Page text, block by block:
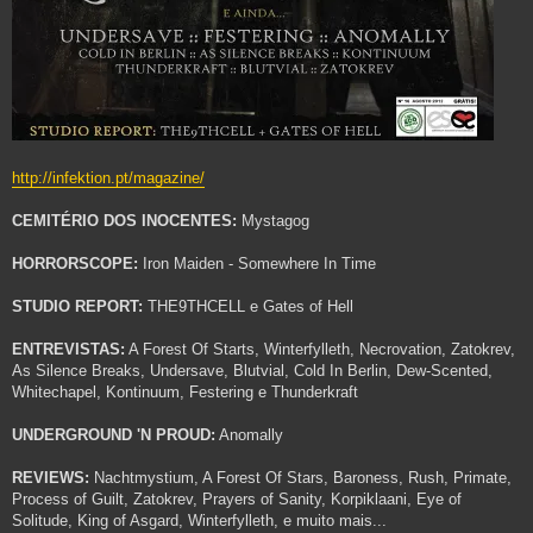
http://infektion.pt/magazine/
CEMITÉRIO DOS INOCENTES: Mystagog
HORRORSCOPE: Iron Maiden - Somewhere In Time
STUDIO REPORT: THE9THCELL e Gates of Hell
ENTREVISTAS: A Forest Of Starts, Winterfylleth, Necrovation, Zatokrev,
As Silence Breaks, Undersave, Blutvial, Cold In Berlin, Dew-Scented,
Whitechapel, Kontinuum, Festering e Thunderkraft
UNDERGROUND 'N PROUD: Anomally
REVIEWS: Nachtmystium, A Forest Of Stars, Baroness, Rush, Primate,
Process of Guilt, Zatokrev, Prayers of Sanity, Korpiklaani, Eye of
Solitude, King of Asgard, Winterfylleth, e muito mais...